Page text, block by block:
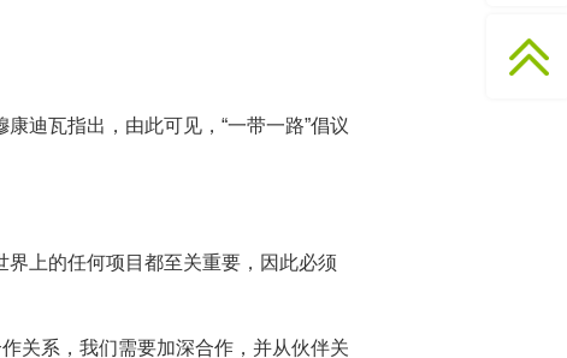
迪瓦指出，由此可见，“一带一路”倡议
上的任何项目都至关重要，因此必须
关系，我们需要加深合作，并从伙伴关